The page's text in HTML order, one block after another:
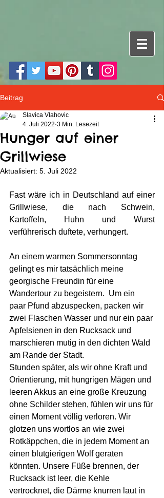
Beitrag
Hunger auf einer
Grillwiese
Slavica Vlahovic
4. Juli 2022 3 Min. Lesezeit
Aktualisiert: 5. Juli 2022
Fast wäre ich in Deutschland auf einer
Grillwiese, die nach Schwein,
Kartoffeln, Huhn und Wurst
verführerisch duftete, verhungert.
An einem warmen Sommersonntag
gelingt es mir tatsächlich meine
georgische Freundin für eine
Wandertour zu begeistern.  Um ein
paar Pfund abzuspecken, packen wir
zwei Flaschen Wasser und nur ein paar
Apfelsienen in den Rucksack und
marschieren mutig in den dichten Wald
am Rande der Stadt.
Stunden später, als wir ohne Kraft und
Orientierung, mit hungrigen Mägen und
leeren Akkus an eine große Kreuzung
ohne Schilder stehen, fühlen wir uns für
einen Moment völlig verloren. Wir
glotzen uns wortlos an wie zwei
Rotkäppchen, die in jedem Moment an
einen blutgierigen Wolf geraten
könnten. Unsere Füße brennen, der
Rucksack ist leer, die Kehle
vertrocknet, die Därme knurren laut in